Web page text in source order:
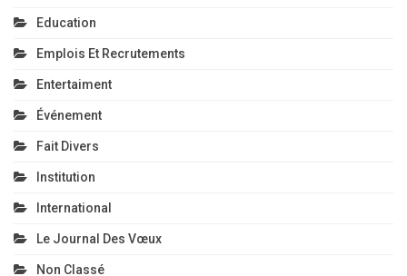
Education
Emplois Et Recrutements
Entertaiment
Événement
Fait Divers
Institution
International
Le Journal Des Vœux
Non Classé